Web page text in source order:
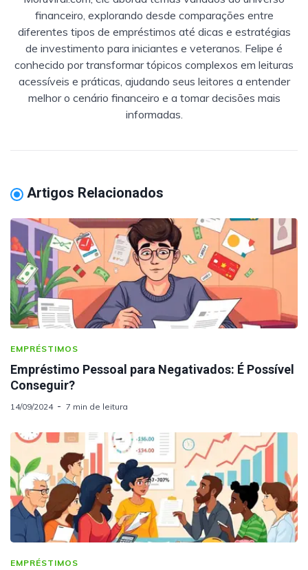
financeiro, explorando desde comparações entre
diferentes tipos de empréstimos até dicas e estratégias
de investimento para iniciantes e veteranos. Felipe é
conhecido por transformar tópicos complexos em leituras
acessíveis e práticas, ajudando seus leitores a entender
melhor o cenário financeiro e a tomar decisões mais
informadas.
Artigos Relacionados
EMPRÉSTIMOS
Empréstimo Pessoal para Negativados: É Possível
Conseguir?
14/09/2024 7 min de leitura
EMPRÉSTIMOS